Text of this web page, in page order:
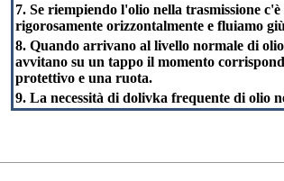
7. Se riempiendo l'olio nella trasmissione
rigorosamente orizzontalmente e fluiamo
8. Quando arrivano al livello normale di
avvitano su un tappo il momento
protettivo e una ruota.
9. La necessità di dolivka frequente di olio